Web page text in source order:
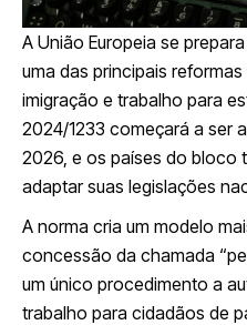
A União Europeia se
uma das principais
imigração e trabalho para
2024/1233 começará a ser
2026, e os países do bloco
adaptar suas legislações
A norma cria um modelo
concessão da chamada
um único procedimento a
trabalho para cidadãos de